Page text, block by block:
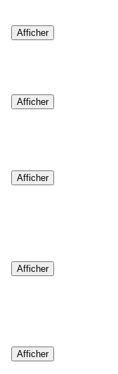
Afficher
Afficher
Afficher
Afficher
Afficher